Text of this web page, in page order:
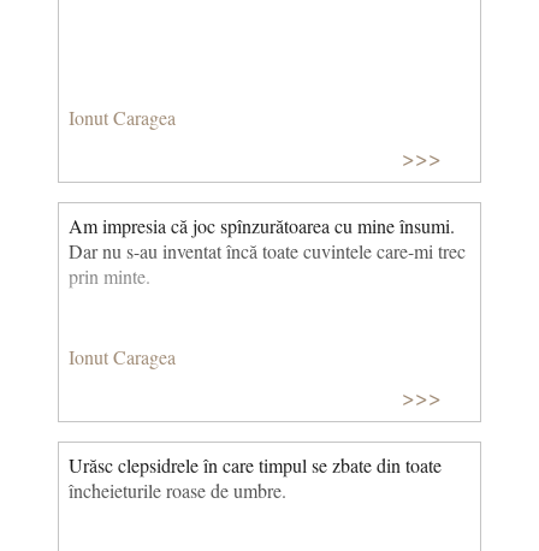
Ionut Caragea
>>>
Am impresia că joc spînzurătoarea cu mine însumi.
Dar nu s-au inventat încă toate cuvintele care-mi trec
prin minte.
Ionut Caragea
>>>
Urăsc clepsidrele în care timpul se zbate din toate
încheieturile roase de umbre.